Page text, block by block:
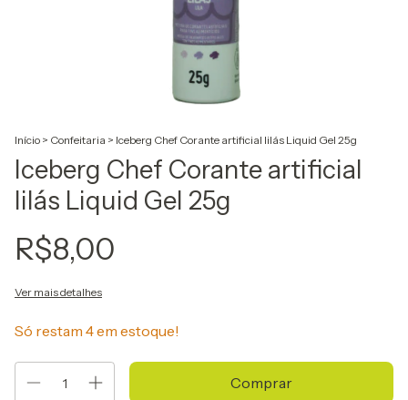
Início > Confeitaria > Iceberg Chef Corante artificial lilás Liquid Gel 25g
Iceberg Chef Corante artificial
lilás Liquid Gel 25g
R$8,00
Ver mais detalhes
Só restam 4em estoque!